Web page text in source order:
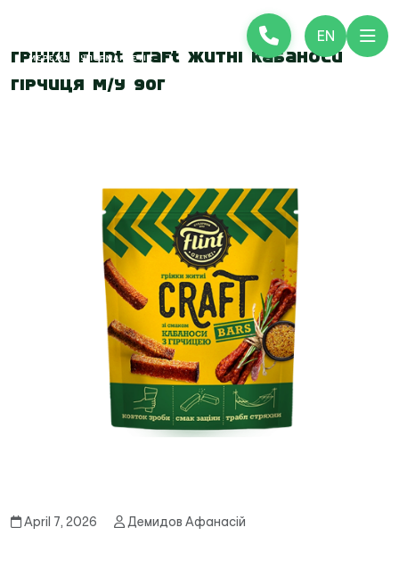
EN
Грінки Flint Craft житні Кабаноси
гірчиця м/у 90г
April 7, 2026 Демидов Афанасій